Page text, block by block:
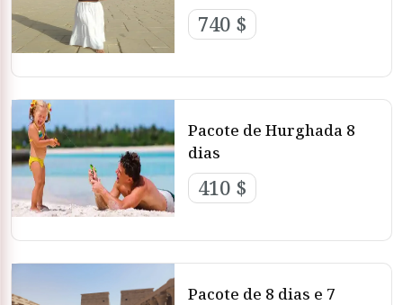
Aswan, Luxor e
Hurghada
740 $
Pacote de Hurghada 8
dias
410 $
Pacote de 8 dias e 7